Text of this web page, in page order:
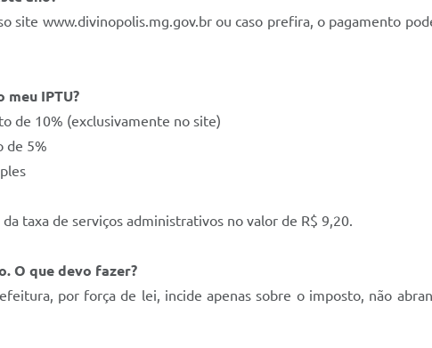
site www.divinopolis.mg.gov.br ou caso prefira, o pagamento
meu IPTU?
de 10% (exclusivamente no site)
de 5%
taxa de serviços administrativos no valor de R$ 9,20.
O que devo fazer?
por força de lei, incide apenas sobre o imposto, não